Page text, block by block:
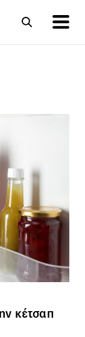
κέτσαπ